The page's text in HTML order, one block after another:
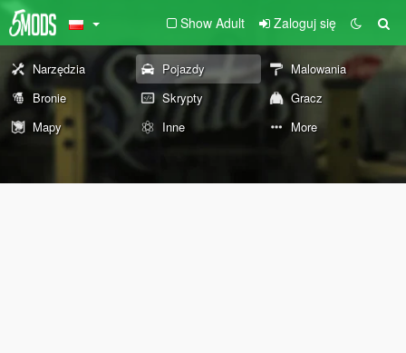
Show Adult Zaloguj się
Narzędzia Pojazdy
Malowania
Bronie
Skrypty
Gracz
Mapy
Inne More